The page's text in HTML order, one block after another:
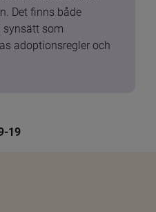
Det finns både
synsätt som
adoptionsregler och
19